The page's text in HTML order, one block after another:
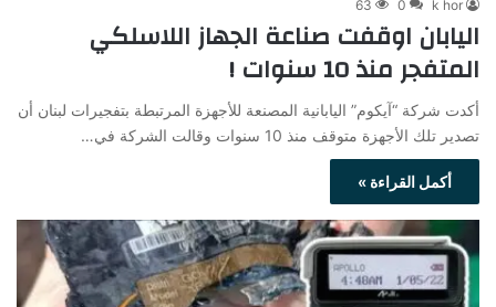
k hor
0
63
اليابان اوقفت صناعة الجهاز اللاسلكي
المتفجر منذ 10 سنوات !
أكدت شركة “آيكوم” اليابانية المصنعة للأجهزة المرتبطة بتفجيرات لبنان أن
تصدير تلك الأجهزة متوقف منذ 10 سنوات وقالت الشركة في…
أكمل القراءة »